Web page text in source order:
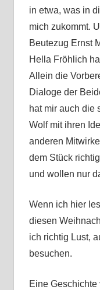
in etwa, was in
mich zukommt.
Beutezug Ernst
Hella Fröhlich
Allein die
Dialoge der
hat mir auch die
Wolf mit ihren
anderen
dem Stück
und wollen nur
Wenn ich hier
diesen
ich richtig Lust,
besuchen.
Eine